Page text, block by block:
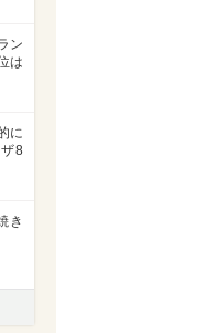
ン
は
に
8
き